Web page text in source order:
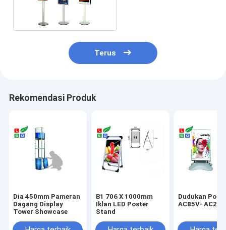
Terus
Rekomendasi Produk
Dia 450mm Pameran
Dagang Display
Tower Showcase
B1 706 X 1000mm
Iklan LED Poster
Stand
Dudukan
AC85V-